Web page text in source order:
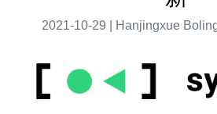
2021-10-29 | Hanjingxue